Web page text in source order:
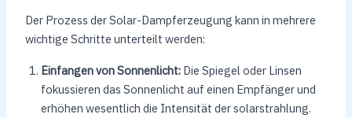
Der Prozess der Solar-Dampferzeugung kann in mehrere
wichtige Schritte unterteilt werden:
Einfangen von Sonnenlicht:Die Spiegel oder Linsen
fokussieren das Sonnenlicht auf einen Empfänger und
erhöhen wesentlich die Intensität der solarstrahlung.